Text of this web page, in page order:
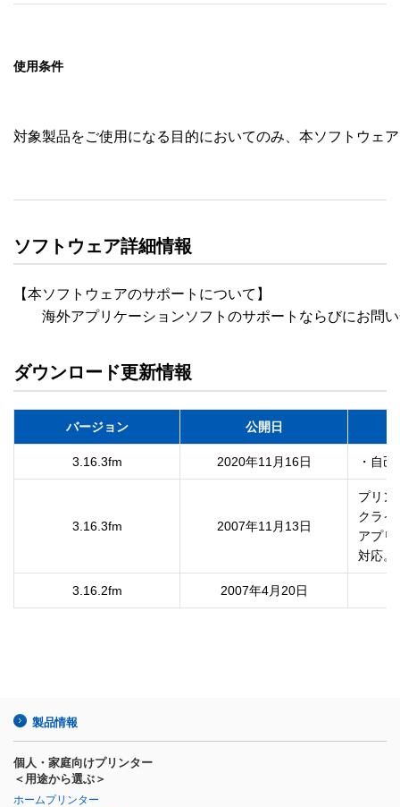
使用条件
対象製品をご使用になる目的においてのみ、本ソフトウェ
ソフトウェア詳細情報
【本ソフトウェアのサポートについて】
海外アプリケーションソフトのサポートならびにお問い
ダウンロード更新情報
バージョン 公開日
3.16.3fm 2020年11月16日 ・自
3.16.3fm 2007年11月13日
プリン
クライ
アプリ
対応。
3.16.2fm 2007年4月20日
製品情報
個人・家庭向けプリンター
＜用途から選ぶ＞
ホームプリンター